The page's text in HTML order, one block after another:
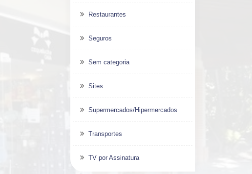
Restaurantes
Seguros
Sem categoria
Sites
Supermercados/Hipermercados
Transportes
TV por Assinatura